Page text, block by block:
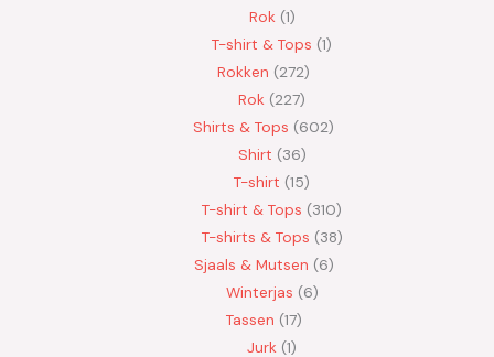
Rok 1
T-shirt & Tops 1
Rokken 272
Rok 227
Shirts & Tops 602
Shirt 36
T-shirt 15
T-shirt & Tops 310
T-shirts & Tops 38
Sjaals & Mutsen 6
Winterjas 6
Tassen 17
Jurk 1